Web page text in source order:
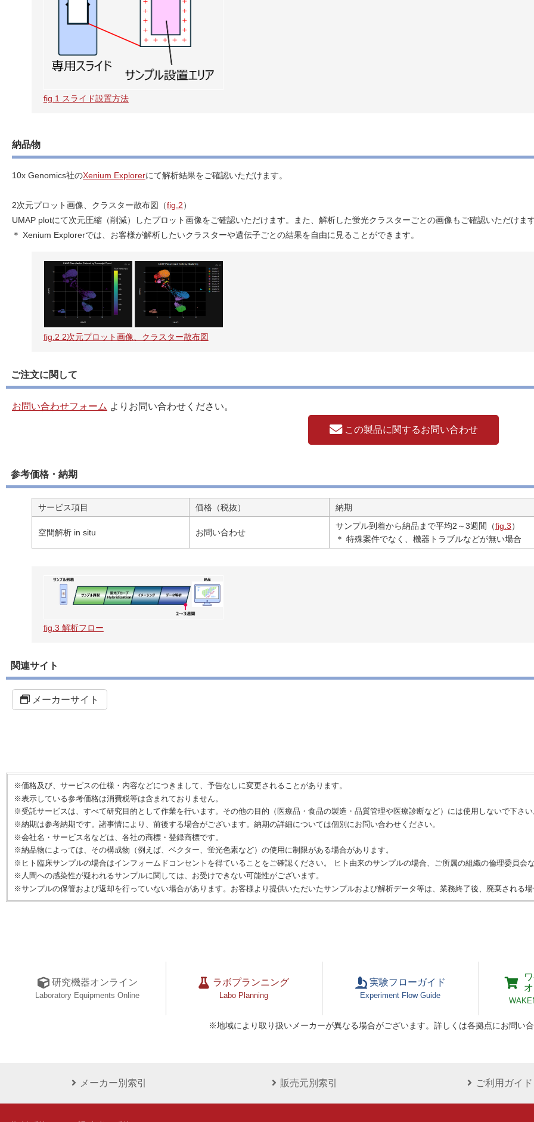
fig.1 スライド設置方法
納品物
10x Genomics社のXenium Explorerにて解析結果をご確認いただけます。
2次元プロット画像、クラスター散布図（fig.2）
UMAP plotにて次元圧縮（削減）したプロット画像をご確認いただけます。また、解析した蛍光クラスターごとの画像もご確認いただけま
＊ Xenium Explorerでは、お客様が解析したいクラスターや遺伝子ごとの結果を自由に見ることができます。
fig.2 2次元プロット画像、クラスター散布図
ご注文に関して
お問い合わせフォーム よりお問い合わせください。
この製品に関するお問い合わせ
参考価格・納期
サービス項目 価格（税抜） 納期
空間解析 in situ お問い合わせ
サンプル到着から納品まで平均2～3週間（fig.3）
＊ 特殊案件でなく、機器トラブルなどが無い場合
fig.3 解析フロー
関連サイト
メーカーサイト
※価格及び、サービスの仕様・内容などにつきまして、予告なしに変更されることがあります。
※表示している参考価格は消費税等は含まれておりません。
※受託サービスは、すべて研究目的として作業を行います。その他の目的（医療品・食品の製造・品質管理や医療診断など）には使用しないで下さ
※納期は参考納期です。諸事情により、前後する場合がございます。納期の詳細については個別にお問い合わせください。
※会社名・サービス名などは、各社の商標・登録商標です。
※納品物によっては、その構成物（例えば、ベクター、蛍光色素など）の使用に制限がある場合があります。
※ヒト臨床サンプルの場合はインフォームドコンセントを得ていることをご確認ください。 ヒト由来のサンプルの場合、ご所属の組織の倫理委員会
※人間への感染性が疑われるサンプルに関しては、お受けできない可能性がございます。
※サンプルの保管および返却を行っていない場合があります。お客様より提供いただいたサンプルおよび解析データ等は、業務終了後、廃棄される
研究機器オンライン
Laboratory Equipments Online
ラボプランニング
Labo Planning
実験フローガイド
Experiment Flow Guide
※地域により取り扱いメーカーが異なる場合がございます。詳しくは各拠点にお問い
メーカー別索引 販売元別索引 ご利用ガイド